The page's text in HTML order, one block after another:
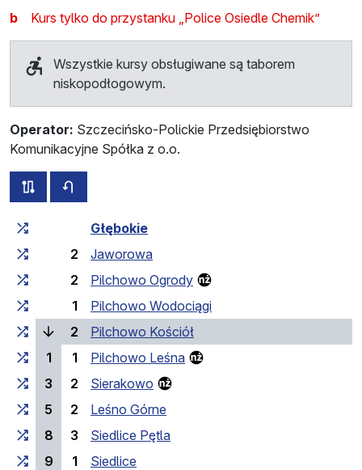
b
Kurs tylko do przystanku „Police Osiedle Chemik”
Wszystkie kursy obsługiwane są taborem
niskopodłogowym.
Operator: Szczecińsko-Polickie Przedsiębiorstwo
Komunikacyjne Spółka z o.o.
wszystkie trasy tej linii
Czas przejazdu narastająco
Głębokie
2
Jaworowa
2
Pilchowo Ogrody
1
Pilchowo Wodociągi
2
Pilchowo Kościół(bieżący przystanek)
1
1
Pilchowo Leśna
3
2
Sierakowo
5
2
Leśno Górne
8
3
Siedlice Pętla
9
1
Siedlice